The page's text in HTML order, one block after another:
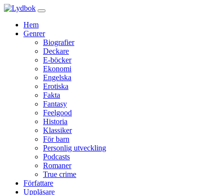
Hem
Genrer
Biografier
Deckare
E-böcker
Ekonomi
Engelska
Erotiska
Fakta
Fantasy
Feelgood
Historia
Klassiker
För barn
Personlig utveckling
Podcasts
Romaner
True crime
Författare
Uppläsare